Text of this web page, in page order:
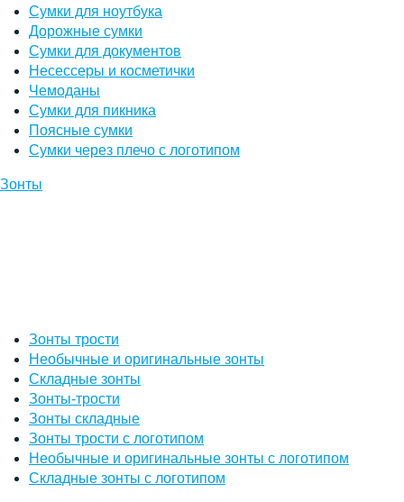
Сумки для ноутбука
Дорожные сумки
Сумки для документов
Несессеры и косметички
Чемоданы
Сумки для пикника
Поясные сумки
Сумки через плечо с логотипом
Зонты
Зонты трости
Необычные и оригинальные зонты
Складные зонты
Зонты-трости
Зонты складные
Зонты трости с логотипом
Необычные и оригинальные зонты с логотипом
Складные зонты с логотипом